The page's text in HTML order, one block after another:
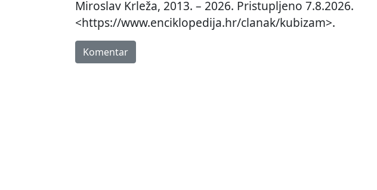
Miroslav Krleža, 2013. – 2026. Pristupljeno 7.8.2026.
<https://www.enciklopedija.hr/clanak/kubizam>.
Komentar